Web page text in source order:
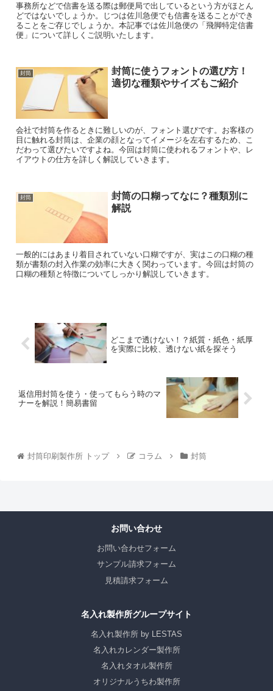
事務所などで信書を送る際は郵便局で出しているという方がほとん
どではないでしょうか。じつは佐川急便でも信書を送ることができ
ることをご存じでしょうか。本記事では佐川急便の「飛脚特定信書
便」について詳しくご説明いたします。
封筒
封筒に使うフォントの選び方！
適切な種類やサイズもご紹介
会社で封筒を作るときに難しいのが、フォント選びです。お客様の
目に触れる封筒は、企業の顔となってイメージを左右するため、こ
だわって選びたいですよね。今回は封筒に使われるフォントや、レ
イアウトの仕方を詳しく解説していきます。
封筒
封筒の口糊ってなに？種類別に
解説
一般的にはあまり着目されていない口糊ですが、実はこの口糊の種
類が書類の封入作業の効率に大きく関わっています。今回は封筒の
口糊の種類と特徴についてしっかり解説していきます。
どこまで透けない！？紙質・紙色・紙厚
を実際に比較、透けない紙を探そう
返信用封筒を使う・使ってもらう時のマ
ナーを解説！簡易書留
封筒印刷製作所 トップ コラム 封筒
お問い合わせ
お問い合わせフォーム
サンプル請求フォーム
見積請求フォーム
名入れ製作所グループサイト
名入れ製作所 by LESTAS
名入れカレンダー製作所
名入れタオル製作所
オリジナルうちわ製作所